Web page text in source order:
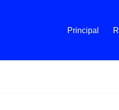
Principal